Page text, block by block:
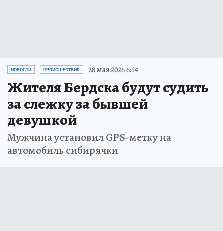
НОВОСТИ ПРОИСШЕСТВИЯ 28 мая 2026 6:14
Жителя Бердска будут судить
за слежку за бывшей
девушкой
Мужчина установил GPS-метку на
автомобиль сибирячки